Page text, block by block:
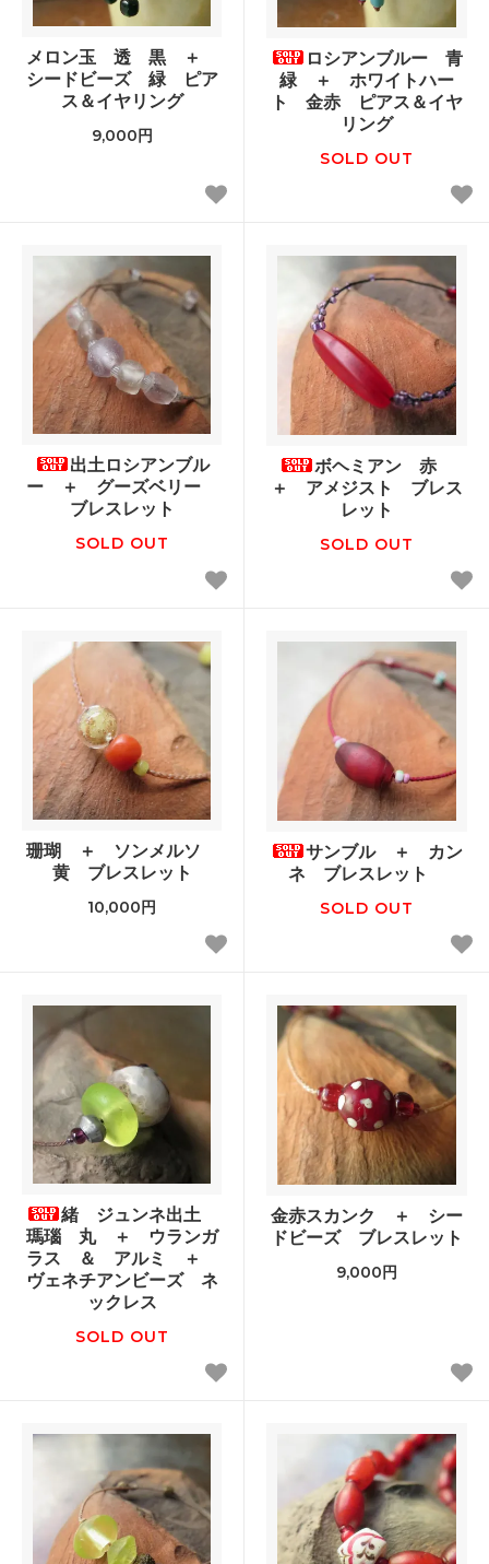
メロン玉 透 黒 ＋
シードビーズ 緑 ピア
ス＆イヤリング
9,000円
ロシアンブルー 青
緑 ＋ ホワイトハー
ト 金赤 ピアス＆イヤ
リング
SOLD OUT
出土ロシアンブル
ー ＋ グーズベリー
ブレスレット
SOLD OUT
ボヘミアン 赤
＋ アメジスト ブレス
レット
SOLD OUT
珊瑚 ＋ ソンメルソ
黄 ブレスレット
10,000円
サンブル ＋ カン
ネ ブレスレット
SOLD OUT
緒 ジュンネ出土
瑪瑙 丸 ＋ ウランガ
ラス ＆ アルミ ＋
ヴェネチアンビーズ ネ
ックレス
SOLD OUT
金赤スカンク ＋ シー
ドビーズ ブレスレット
9,000円